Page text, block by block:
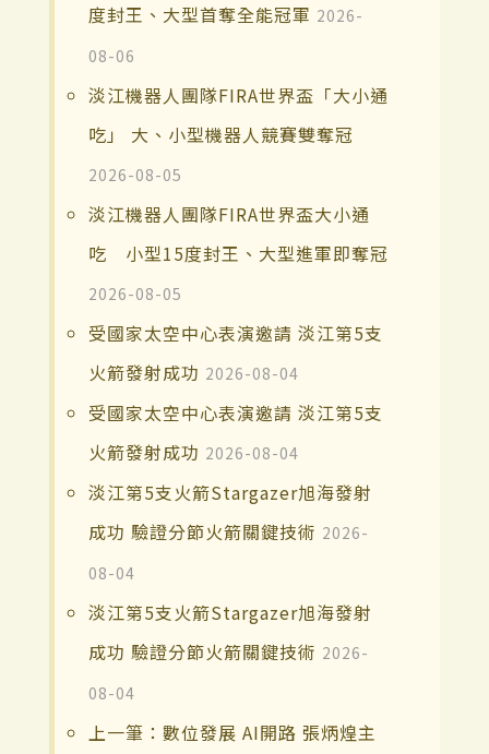
度封王、大型首奪全能冠軍 2026-
08-06
淡江機器人團隊FIRA世界盃「大小通
吃」 大、小型機器人競賽雙奪冠
2026-08-05
淡江機器人團隊FIRA世界盃大小通
吃 小型15度封王、大型進軍即奪冠
2026-08-05
受國家太空中心表演邀請 淡江第5支
火箭發射成功 2026-08-04
受國家太空中心表演邀請 淡江第5支
火箭發射成功 2026-08-04
淡江第5支火箭Stargazer旭海發射
成功 驗證分節火箭關鍵技術 2026-
08-04
淡江第5支火箭Stargazer旭海發射
成功 驗證分節火箭關鍵技術 2026-
08-04
上一筆：數位發展 AI開路 張炳煌主